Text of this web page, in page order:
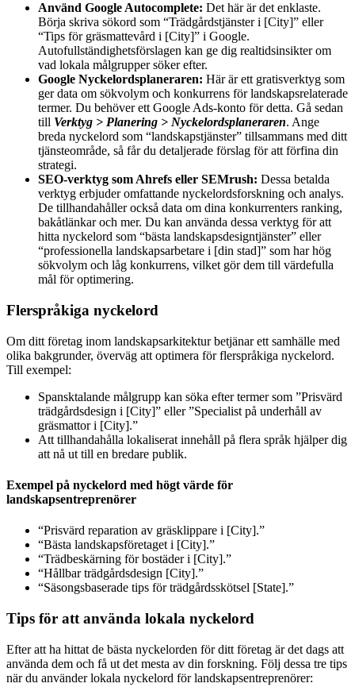
Använd Google Autocomplete: Det här är det enklaste.
Börja skriva sökord som “Trädgårdstjänster i [City]” eller
“Tips för gräsmattevård i [City]” i Google.
Autofullständighetsförslagen kan ge dig realtidsinsikter om
vad lokala målgrupper söker efter.
Google Nyckelordsplaneraren: Här är ett gratisverktyg som
ger data om sökvolym och konkurrens för landskapsrelaterade
termer. Du behöver ett Google Ads-konto för detta. Gå sedan
till Verktyg > Planering > Nyckelordsplaneraren. Ange
breda nyckelord som “landskapstjänster” tillsammans med ditt
tjänsteområde, så får du detaljerade förslag för att förfina din
strategi.
SEO-verktyg som Ahrefs eller SEMrush: Dessa betalda
verktyg erbjuder omfattande nyckelordsforskning och analys.
De tillhandahåller också data om dina konkurrenters ranking,
bakåtlänkar och mer. Du kan använda dessa verktyg för att
hitta nyckelord som “bästa landskapsdesigntjänster” eller
“professionella landskapsarbetare i [din stad]” som har hög
sökvolym och låg konkurrens, vilket gör dem till värdefulla
mål för optimering.
Flerspråkiga nyckelord
Om ditt företag inom landskapsarkitektur betjänar ett samhälle med
olika bakgrunder, överväg att optimera för flerspråkiga nyckelord.
Till exempel:
Spansktalande målgrupp kan söka efter termer som ”Prisvärd
trädgårdsdesign i [City]” eller ”Specialist på underhåll av
gräsmattor i [City].”
Att tillhandahålla lokaliserat innehåll på flera språk hjälper dig
att nå ut till en bredare publik.
Exempel på nyckelord med högt värde för
landskapsentreprenörer
“Prisvärd reparation av gräsklippare i [City].”
“Bästa landskapsföretaget i [City].”
“Trädbeskärning för bostäder i [City].”
“Hållbar trädgårdsdesign [City].”
“Säsongsbaserade tips för trädgårdsskötsel [State].”
Tips för att använda lokala nyckelord
Efter att ha hittat de bästa nyckelorden för ditt företag är det dags att
använda dem och få ut det mesta av din forskning. Följ dessa tre tips
när du använder lokala nyckelord för landskapsentreprenörer: